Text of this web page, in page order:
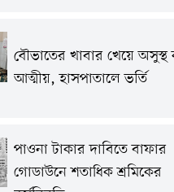
বৌভাতের খাবার খেয়ে অসুস্থ
আত্মীয়, হাসপাতালে ভর্তি
পাওনা টাকার দাবিতে বাফার
গোডাউনে শতাধিক শ্রমিকের